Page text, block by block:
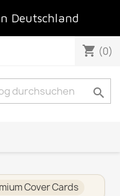
Deutschland
shopping_cart (0)

Cover Cards